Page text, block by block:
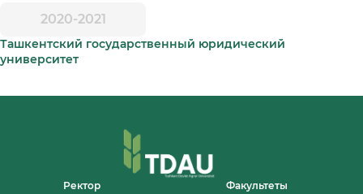
2020-2021
Ташкентский государственный юридический
университет
Ректор Факультеты